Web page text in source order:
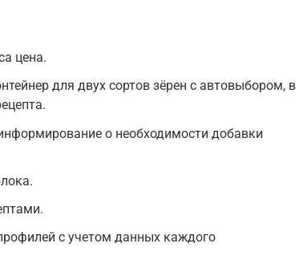
цена.
для двух сортов зёрен с автовыбором, в
о необходимости добавки
с учетом данных каждого